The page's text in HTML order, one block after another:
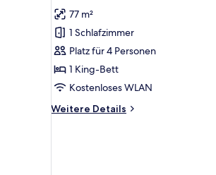
für
Junior
Suite
Partial
Kaaba
anzeigen
77 m²
1 Schlafzimmer
Platz für 4 Personen
1 King-Bett
Kostenloses WLAN
Weitere Details
Weitere